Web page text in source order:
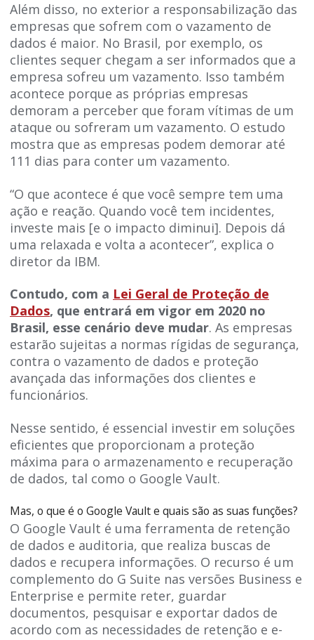
Além disso, no exterior a responsabilização das
empresas que sofrem com o vazamento de
dados é maior. No Brasil, por exemplo, os
clientes sequer chegam a ser informados que a
empresa sofreu um vazamento. Isso também
acontece porque as próprias empresas
demoram a perceber que foram vítimas de um
ataque ou sofreram um vazamento. O estudo
mostra que as empresas podem demorar até
111 dias para conter um vazamento.
“O que acontece é que você sempre tem uma
ação e reação. Quando você tem incidentes,
investe mais [e o impacto diminui]. Depois dá
uma relaxada e volta a acontecer”, explica o
diretor da IBM.
Contudo, com a Lei Geral de Proteção de
Dados, que entrará em vigor em 2020 no
Brasil, esse cenário deve mudar. As empresas
estarão sujeitas a normas rígidas de segurança,
contra o vazamento de dados e proteção
avançada das informações dos clientes e
funcionários.
Nesse sentido, é essencial investir em soluções
eficientes que proporcionam a proteção
máxima para o armazenamento e recuperação
de dados, tal como o Google Vault.
Mas, o que é o Google Vault e quais são as suas funções?
O Google Vault é uma ferramenta de retenção
de dados e auditoria, que realiza buscas de
dados e recupera informações. O recurso é um
complemento do G Suite nas versões Business e
Enterprise e permite reter, guardar
documentos, pesquisar e exportar dados de
acordo com as necessidades de retenção e e-